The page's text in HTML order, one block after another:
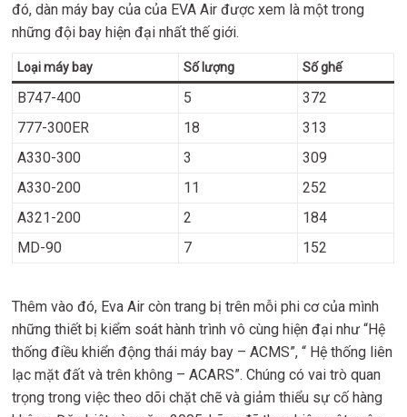
đó, dàn máy bay của của EVA Air được xem là một trong
những đội bay hiện đại nhất thế giới.
Loại máy bay Số lượng Số ghế
B747-400 5
372
777-300ER
18
313
A330-300
3
309
A330-200
11
252
A321-200
2
184
MD-90
7 152
Thêm vào đó, Eva Air còn trang bị trên mỗi phi cơ của mình
những thiết bị kiểm soát hành trình vô cùng hiện đại như “Hệ
thống điều khiển động thái máy bay – ACMS”, “ Hệ thống liên
lạc mặt đất và trên không – ACARS”. Chúng có vai trò quan
trọng trong việc theo dõi chặt chẽ và giảm thiểu sự cố hàng